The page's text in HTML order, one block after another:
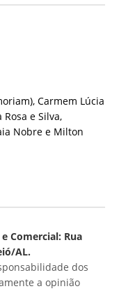
Carmem Lúcia
e Silva,
Nobre e Milton
Comercial: Rua
AL.
dos
a opinião